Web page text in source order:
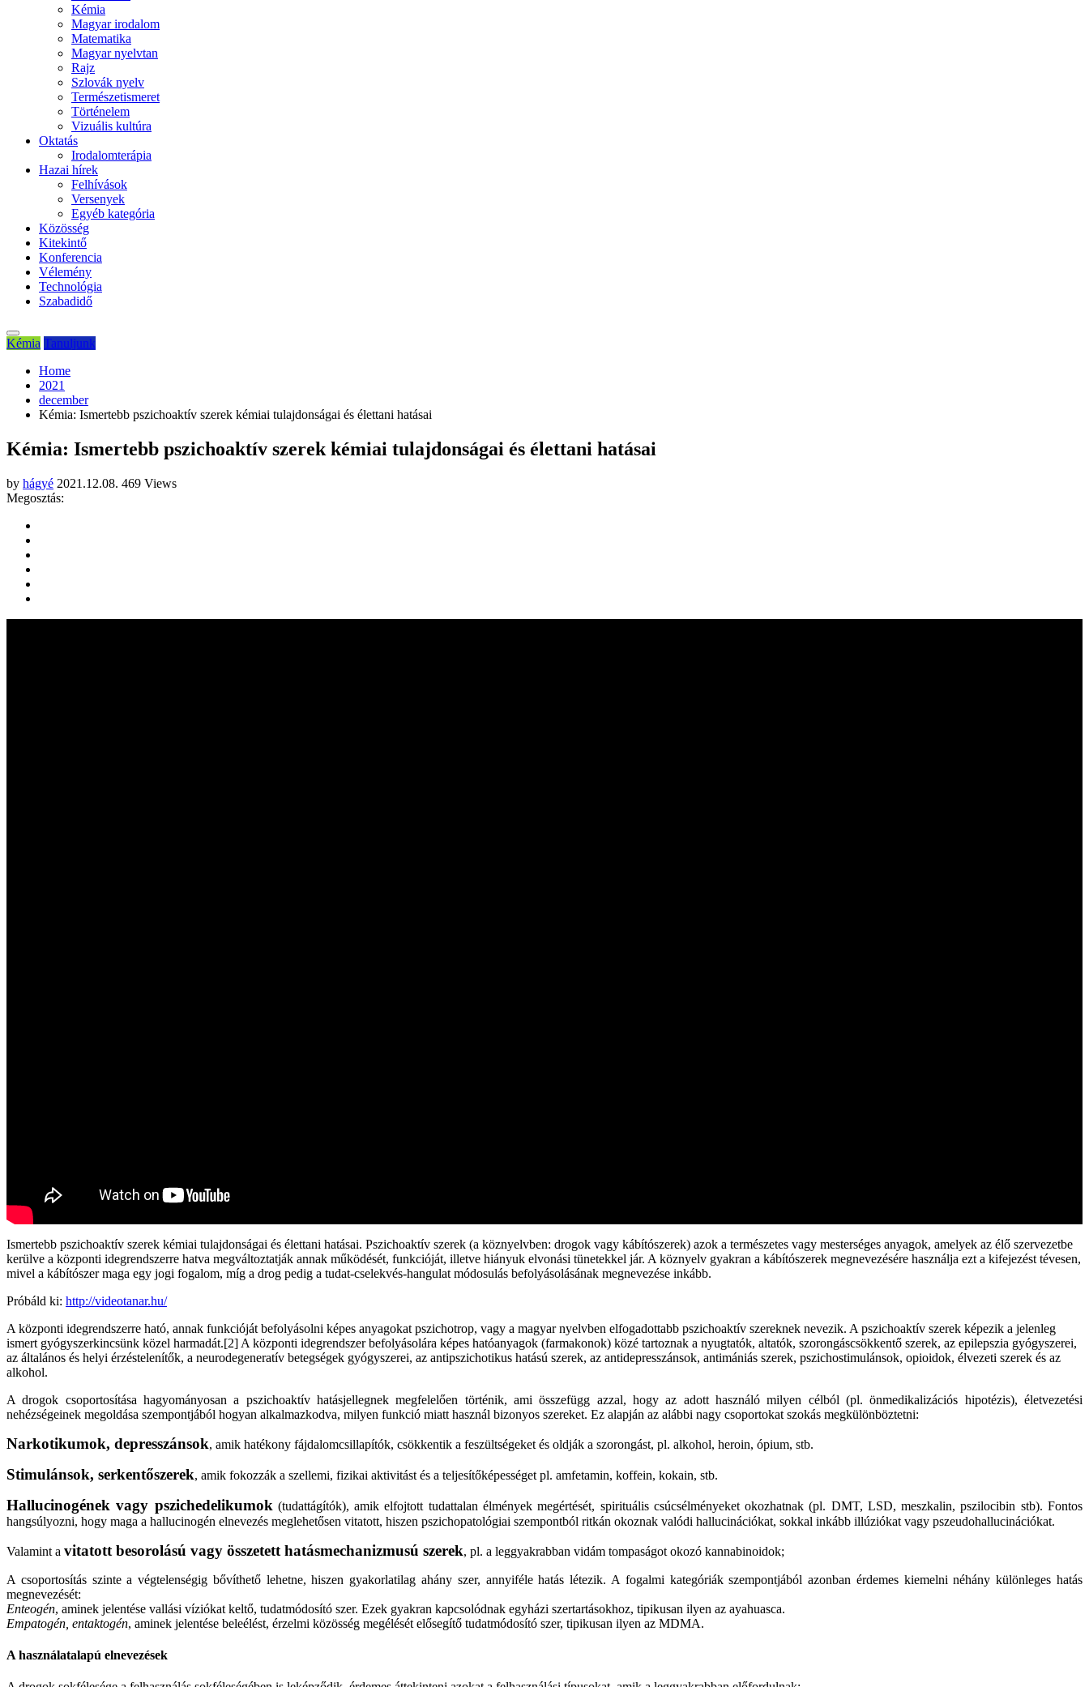
Kémia
Magyar irodalom
Matematika
Magyar nyelvtan
Rajz
Szlovák nyelv
Természetismeret
Történelem
Vizuális kultúra
Oktatás
Irodalomterápia
Hazai hírek
Felhívások
Versenyek
Egyéb kategória
Közösség
Kitekintő
Konferencia
Vélemény
Technológia
Szabadidő
Kémia Tanuljunk
Home
2021
december
Kémia: Ismertebb pszichoaktív szerek kémiai tulajdonságai és élettani hatásai
Kémia: Ismertebb pszichoaktív szerek kémiai tulajdonságai és élettani hatásai
by hágyé 2021.12.08. 469 Views
Megosztás:
Ismertebb pszichoaktív szerek kémiai tulajdonságai és élettani hatásai. Pszichoaktív szerek (a köznyelvben: drogok vagy kábítószerek) azok a természetes vagy mesterséges anyagok, amelyek az élő szervezetbe
kerülve a központi idegrendszerre hatva megváltoztatják annak működését, funkcióját, illetve hiányuk elvonási tünetekkel jár. A köznyelv gyakran a kábítószerek megnevezésére használja ezt a kifejezést tévesen,
mivel a kábítószer maga egy jogi fogalom, míg a drog pedig a tudat-cselekvés-hangulat módosulás befolyásolásának megnevezése inkább.
Próbáld ki: http://videotanar.hu/
A központi idegrendszerre ható, annak funkcióját befolyásolni képes anyagokat pszichotrop, vagy a magyar nyelvben elfogadottabb pszichoaktív szereknek nevezik. A pszichoaktív szerek képezik a jelenleg
ismert gyógyszerkincsünk közel harmadát.[2] A központi idegrendszer befolyásolára képes hatóanyagok (farmakonok) közé tartoznak a nyugtatók, altatók, szorongáscsökkentő szerek, az epilepszia gyógyszerei,
az általános és helyi érzéstelenítők, a neurodegeneratív betegségek gyógyszerei, az antipszichotikus hatású szerek, az antidepresszánsok, antimániás szerek, pszichostimulánsok, opioidok, élvezeti szerek és az
alkohol.
A drogok csoportosítása hagyományosan a pszichoaktív hatásjellegnek megfelelően történik, ami összefügg azzal, hogy az adott használó milyen célból (pl. önmedikalizációs hipotézis), életvezetési
nehézségeinek megoldása szempontjából hogyan alkalmazkodva, milyen funkció miatt használ bizonyos szereket. Ez alapján az alábbi nagy csoportokat szokás megkülönböztetni:
Narkotikumok, depresszánsok, amik hatékony fájdalomcsillapítók, csökkentik a feszültségeket és oldják a szorongást, pl. alkohol, heroin, ópium, stb.
Stimulánsok, serkentőszerek, amik fokozzák a szellemi, fizikai aktivitást és a teljesítőképességet pl. amfetamin, koffein, kokain, stb.
Hallucinogének vagy pszichedelikumok (tudattágítók), amik elfojtott tudattalan élmények megértését, spirituális csúcsélményeket okozhatnak (pl. DMT, LSD, meszkalin, pszilocibin stb). Fontos
hangsúlyozni, hogy maga a hallucinogén elnevezés meglehetősen vitatott, hiszen pszichopatológiai szempontból ritkán okoznak valódi hallucinációkat, sokkal inkább illúziókat vagy pszeudohallucinációkat.
Valamint a vitatott besorolású vagy összetett hatásmechanizmusú szerek, pl. a leggyakrabban vidám tompaságot okozó kannabinoidok;
A csoportosítás szinte a végtelenségig bővíthető lehetne, hiszen gyakorlatilag ahány szer, annyiféle hatás létezik. A fogalmi kategóriák szempontjából azonban érdemes kiemelni néhány különleges hatás
megnevezését:
Enteogén, aminek jelentése vallási víziókat keltő, tudatmódosító szer. Ezek gyakran kapcsolódnak egyházi szertartásokhoz, tipikusan ilyen az ayahuasca.
Empatogén, entaktogén, aminek jelentése beleélést, érzelmi közösség megélését elősegítő tudatmódosító szer, tipikusan ilyen az MDMA.
A használatalapú elnevezések